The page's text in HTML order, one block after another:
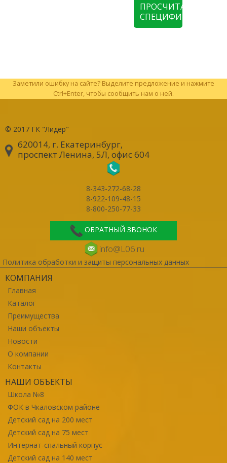
ПРОСЧИТАТЬ
СПЕЦИФИКАЦИЮ
Заметили ошибку на сайте? Выделите предложение и нажмите
Ctrl+Enter, чтобы сообщить нам о ней.
© 2017 ГК "Лидер"
620014, г. Екатеринбург,
проспект Ленина, 5Л, офис 604
8-343-272-68-28
8-922-109-48-15
8-800-250-77-33
ОБРАТНЫЙ ЗВОНОК
info@L06.ru
Политика обработки и защиты персональных данных
КОМПАНИЯ
Главная
Каталог
Преимущества
Наши объекты
Новости
О компании
Контакты
НАШИ ОБЪЕКТЫ
Школа №8
ФОК в Чкаловском районе
Детский сад на 200 мест
Детский сад на 75 мест
Интернат-спальный корпус
Детский сад на 140 мест